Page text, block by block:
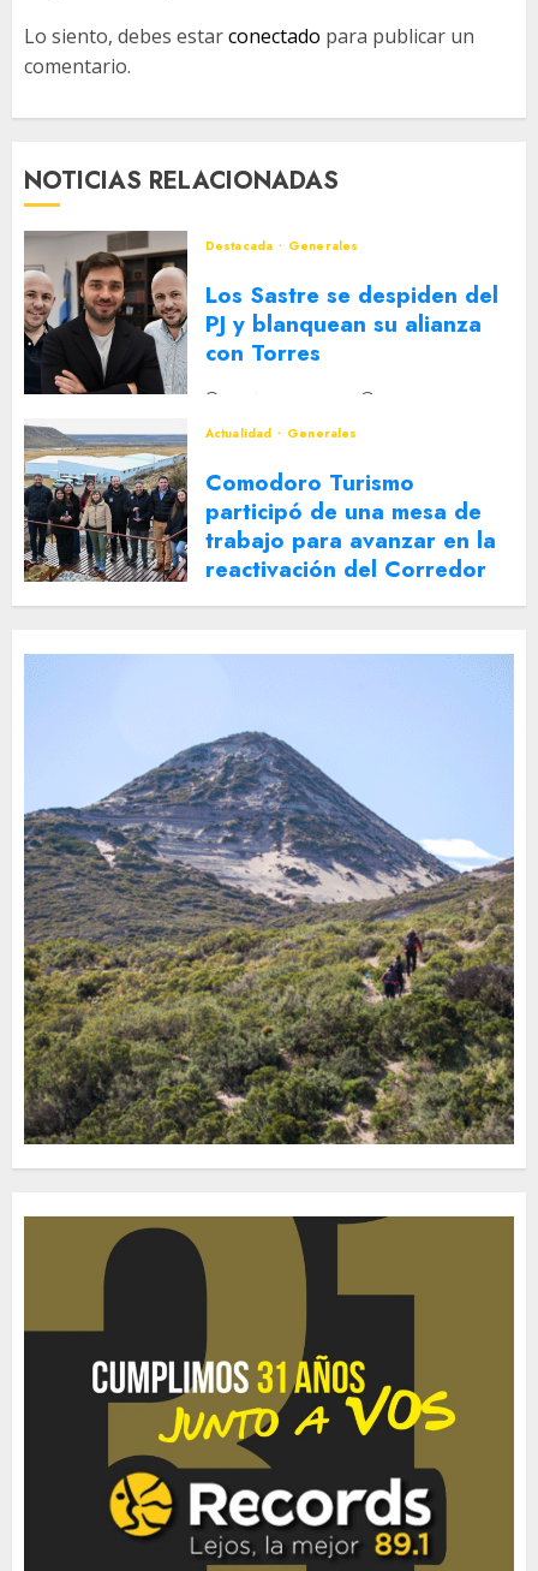
Lo siento, debes estarconectado para publicar un
comentario.
NOTICIAS RELACIONADAS
Destacada Generales
Los Sastre se despiden del
PJ y blanquean su alianza
con Torres
2 DE AGOSTO DE 2026
Actualidad
Generales
Comodoro Turismo
participó de una mesa de
trabajo para avanzar en la
reactivación del Corredor
Turístico Integrado